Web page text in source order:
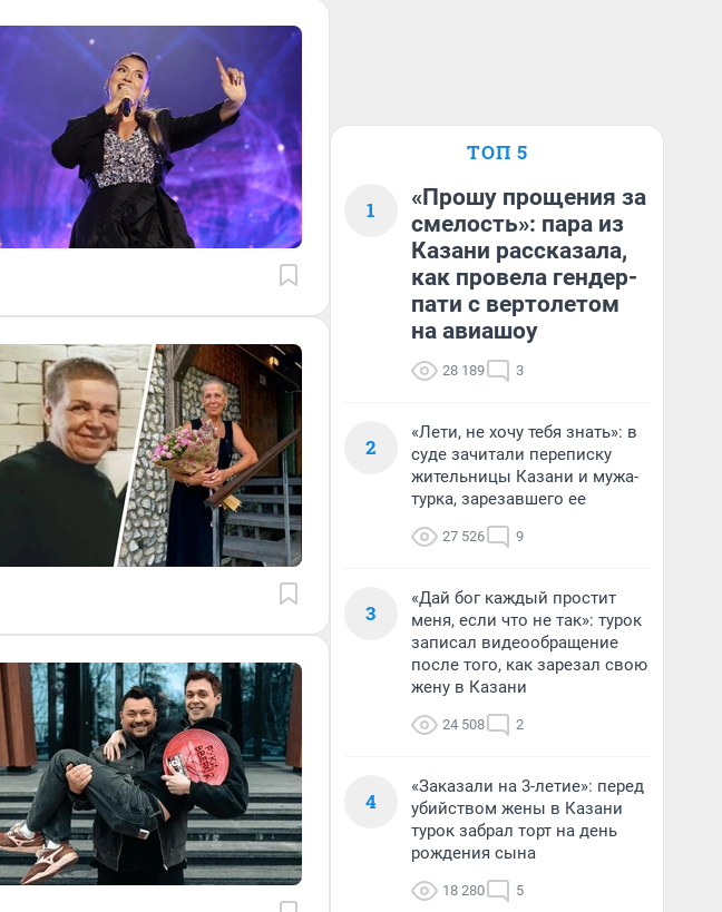
ТОП 5
1
«Прошу прощения за
смелость»: пара из
Казани рассказала,
как провела гендер-
пати с вертолетом
на авиашоу
28 189 3
2
«Лети, не хочу тебя знать»: в
суде зачитали переписку
жительницы Казани и мужа-
турка, зарезавшего ее
27 526 9
3
«Дай бог каждый простит
меня, если что не так»: турок
записал видеообращение
после того, как зарезал свою
жену в Казани
24 508 2
4
«Заказали на 3-летие»: перед
убийством жены в Казани
турок забрал торт на день
рождения сына
18 280 5